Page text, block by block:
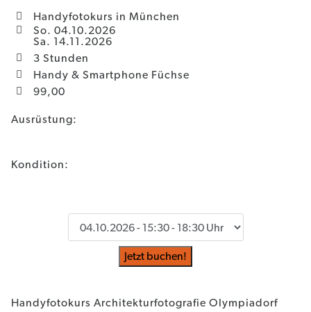
Handyfotokurs Architekturfotografie Olympiadorf
Handyfotokurs in München
So. 04.10.2026
Sa. 14.11.2026
3 Stunden
Handy & Smartphone Füchse
99,00
Ausrüstung:
Kondition:
Jetzt buchen!